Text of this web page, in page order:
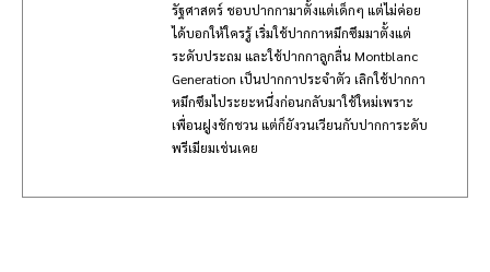
รัฐศาสตร์ ชอบปากกามาตั้งแต่เด็กๆ แต่ไม่ค่อย
ได้บอกให้ใครรู้ เริ่มใช้ปากกาหมึกซึมมาตั้งแต่
ระดับประถม และใช้ปากกาลูกลื่น Montblanc
Generation เป็นปากกาประจำตัว เลิกใช้ปากกา
หมึกซึมไประยะหนึ่งก่อนกลับมาใช้ใหม่เพราะ
เพื่อนฝูงชักชวน แต่ก็ยังวนเวียนกับปากการะดับ
พรีเมียมเช่นเคย